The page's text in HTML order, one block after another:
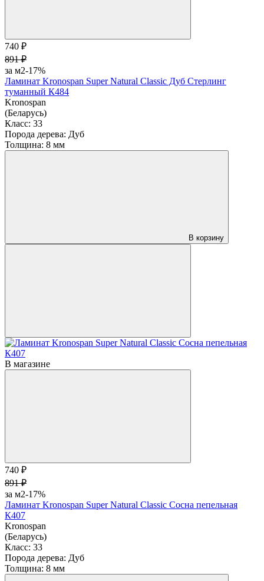
740 ₽
891 ₽
за м2-17%
Ламинат Kronospan Super Natural Classic Дуб Стерлинг
туманный К484
Kronospan
(Беларусь)
Класс: 33
Порода дерева: Дуб
Толщина: 8 мм
В корзину
В магазине
740 ₽
891 ₽
за м2-17%
Ламинат Kronospan Super Natural Classic Сосна пепельная
К407
Kronospan
(Беларусь)
Класс: 33
Порода дерева: Дуб
Толщина: 8 мм